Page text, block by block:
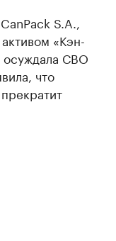
S.A.,
«Кэн-
осуждала СВО
что